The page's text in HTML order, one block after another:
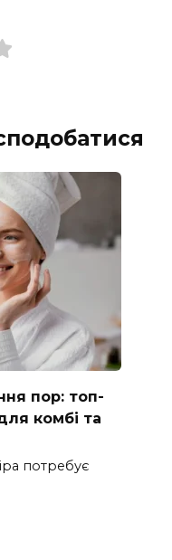
пор: топ-
комбі та
потребує